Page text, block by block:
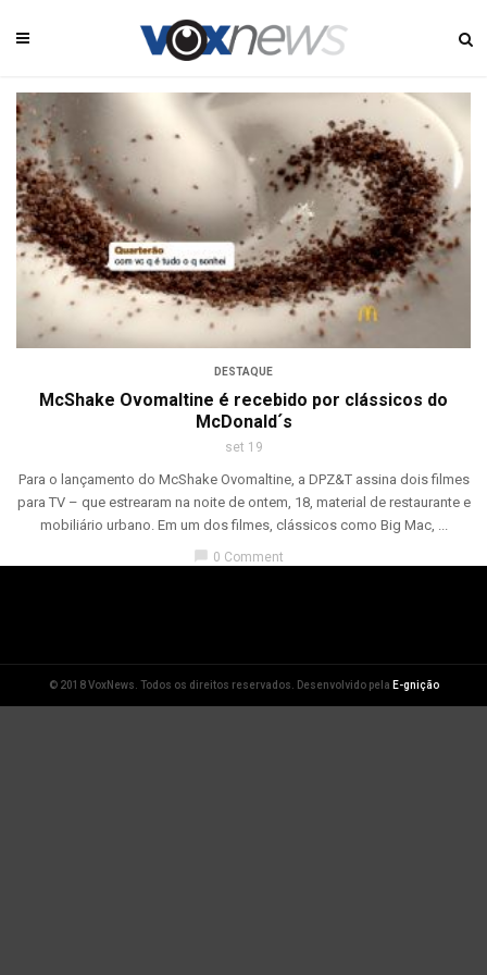
DESTAQUE
McShake Ovomaltine é recebido por clássicos do
McDonald´s
set 19
Para o lançamento do McShake Ovomaltine, a DPZ&T assina dois filmes
para TV – que estrearam na noite de ontem, 18, material de restaurante e
mobiliário urbano. Em um dos filmes, clássicos como Big Mac, ...
chat_bubble 0 Comment
© 2018 VoxNews. Todos os direitos reservados. Desenvolvido pela E-gnição